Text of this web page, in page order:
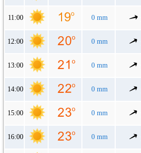
11:00 0 mm
12:00 0 mm
13:00 0 mm
14:00 0 mm
15:00 0 mm
16:00 0 mm